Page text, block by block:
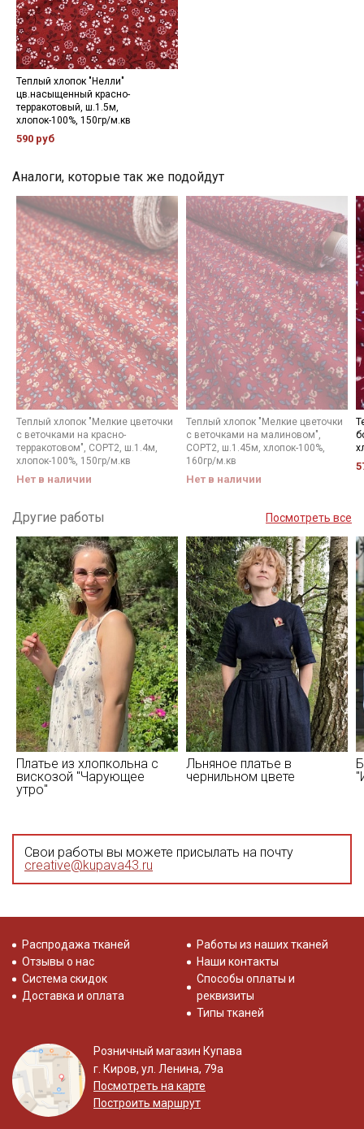
Теплый хлопок "Нелли"
цв.насыщенный красно-
терракотовый, ш.1.5м,
хлопок-100%, 150гр/м.кв
590 руб
Аналоги, которые так же подойдут
Теплый хлопок "Мелкие цветочки
с веточками на красно-
терракотовом", СОРТ2, ш.1.4м,
хлопок-100%, 150гр/м.кв
Нет в наличии
Теплый хлопок "Мелкие цветочки
с веточками на малиновом",
СОРТ2, ш.1.45м, хлопок-100%,
160гр/м.кв
Нет в наличии
Другие работы Посмотреть все
Платье из хлопкольна с
вискозой "Чарующее
утро"
Льняное платье в
чернильном цвете
Свои работы вы можете присылать на почту
creative@kupava43.ru
Распродажа тканей
Отзывы о нас
Система скидок
Доставка и оплата
Работы из наших тканей
Наши контакты
Способы оплаты и
реквизиты
Типы тканей
Розничный магазин Купава
г. Киров, ул. Ленина, 79а
Посмотреть на карте
Построить маршрут
Секретная рассылка от Купава
Мы публикуем здесь дополнительные
промокоды и скидки до 30% на узкие
категории тканей
Электронная почта
Подписаться
Ознакомлен(а) сПолитикой обработки персональных
данныхи даюСогласие на обработку персональных
данных
ДаюСогласие на получение рекламных и
информационных рассылок